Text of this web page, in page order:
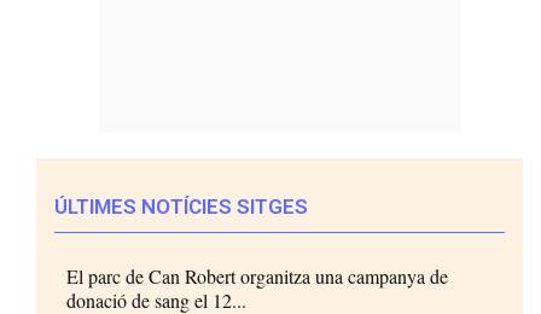
ÚLTIMES NOTÍCIES SITGES
El parc de Can Robert organitza una campanya de
donació de sang el 12...